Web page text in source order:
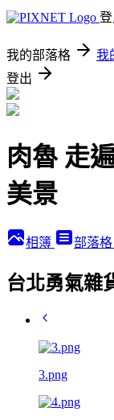
登
我的部落格 我
登出
肉魯 走
美景
相簿 部落格
台北勇氣雜
3.png